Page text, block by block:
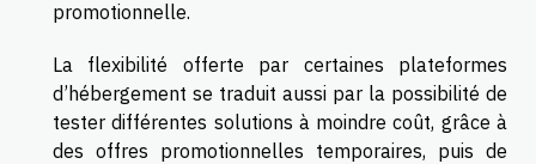
promotionnelle.
La flexibilité offerte par certaines plateformes
d’hébergement se traduit aussi par la possibilité de
tester différentes solutions à moindre coût, grâce à
des offres promotionnelles temporaires, puis de